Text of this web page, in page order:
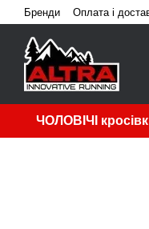
Перейти до основного
Бренди Оплата і
ЧОЛОВІЧІ